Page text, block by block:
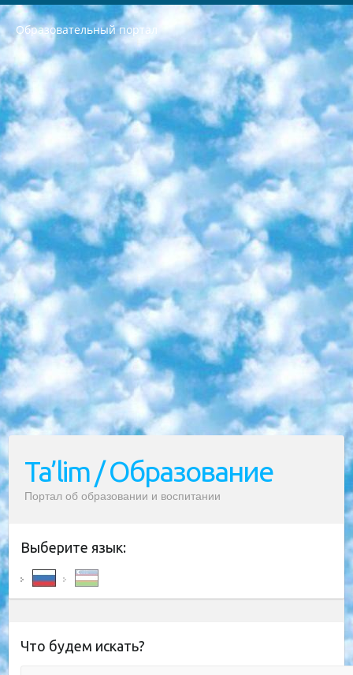
Образовательный портал
РЕСПУБЛИКА УЗБЕКИСТАН МИНИСТРЕРСТВО ДОШКОЛЬНОГО И ШКОЛЬНОГО ОБРАЗОВАНИЯ КОМАНДА в общеобразовательных учреждениях в 2023-2024 учебном году организация и проведение итоговой государственной аттестации обучающихся о Министра дошкольного и школьного образования Республики Узбекистан от 4 марта 2008 года (постановлением Минюста от 20 марта 2008 года № 1778 государственной регистрации) «Итоговое состояние учащихся общего среднего образования на основании положения об утверждении положения об аттестации общего среднего образования выпускной экзамен студентов в образовательных учреждениях в 2023-2024 учебном году В целях организации и прохождения аттестации приказываю: 1. Следующее: перечень предметов, по которым будет проводиться итоговая государственная аттестация и экзамен формы перевода согласно приложению 1; сертификаты международного образца, оценивающие уровень владения иностранными языками перечень согласно приложению 2; 2. Педагогический при специализированных образовательных учреждениях. научно-практический центр квалификации и международной оценки (Д.Давидова) 2024 г. До 25 марта: задания по предметам, по которым будет проводиться итоговая аттестация разработка и утверждение технических условий; итоговая аттестация на основании разработанного предметного задания разработка вопросов по предметам (устно и письменно), экзамен передача; общеобразовательные средние школы и специальные учебные заведения учащиеся выпускных классов школ и интернатов в агентской системе подготовка базы данных экзаменационных материалов и критериев оценки; перевод базы экзаменационных материалов на все языки обучения подать в Республиканский образовательный центр для изготовления; варианты экзаменов на основе разработанных контрольных материалов пусть будут поставлены задачи формирования. 3. Республиканский образовательный центр (Ш.Худайкулов) до 5 апреля 2024 года. до: база данных предоставленных экзаменационных материалов на все языки обучения перевод и экспертиза; для слепых, слабовидящих, глухих, слабослышащих и умственно отсталых детей учащиеся выпускных классов специализированных школ и школ-интернатов база данных экзаменационных материалов на всех преподаваемых языках подготовка критериев оценки; специализированные школы для умственно отсталых детей и технологии для учащихся выпускных классов школ-интернатов разработка соответствующих рекомендаций и критериев проведения ЕГЭ по естествознанию давать задания. 4. Педагогический при специализированных образовательных учреждениях. Научно-практический центр навыков и международной оценки (Д.Давидова), Республика образовательный центр (Худайкулов Ш.) итоговый государственный аттестационный экзамен ориентирован на творческое и логическое мышление при подготовке базы материалов учитывать введение заданий. 5. Следует отметить, что: сертификат государственного образца о знании общеобразовательного предмета и как минимум национальный уровень B1 по предметам на иностранных языках, указанным в Приложении 2. или международно признанный сертификат эквивалентного уровня студенты, изучающие определенный предмет, освобождаются от экзамена; по соответствующим предметам запланирована итоговая государственная аттестация за день до дня, путем жеребьевки Рабочей группой (в письменной форме по предметам, проводимым в форме) из числа сформированных вариантов выбрано 2 варианта; 2 выбранных варианта экзамена анонсированы на официальном сайте министерства и все выпускники по всей стране на основе этих вариантов проводит итоговую государственную аттестацию. 6. Государственное образование учащихся средних общеобразовательных учреждений. знания в соответствии с квалификационными требованиями, которые необходимо приобрести на основании стандартов итоговый (выпускной) контроль для 9 и 11 классов в целях тестирования Экзамены (далее – экзамены) состоят из предметов, перечисленных в приложении 1. будет сделано. 7. Экзамены пройдут с 26 мая по 15 июня 2024 г. (кроме науки физического воспитания). 8. Физическая для учащихся 9 классов общесредних образовательных учреждений. Экзамены по предмету «Образование, квалификация медицина» 1-6 мая 2024 года. сотрудники перевести под присмотр (с отклонениями в физическом или умственном развитии) специализированная школа для детей, школы-интернаты и со сколиозом школы-интернаты санаторного типа для больных детей исключены). 9. Он был слепым, слабовидящим и имел нарушения опорно-двигательного аппарата. экзамены в специализированных школах и интернатах для детей должны проводиться исходя из требований, предъявляемых к общеобразовательным учреждениям (физкультура кроме науки). 10. Специализированная школа для глухих и слабослышащих детей. и экзамены в интернатах и быть реализован в виде письменного теста по математике. 11. Специальность для умственно отсталых детей. Для 9 класса Родной язык и литературное письмо Государственный язык (язык обучения – узбекский). для неклассов) написано Математическое письмо Письменная/устная история Узбекистана Физическое воспитание практично Итоговый контроль Для 11 класса Написание родного языка и литературы (эссе) Математическое письмо Узбекский язык (обучение на узбекском языке) не посещающее общее среднее образование для учреждений)/Образовательное учреждение выбор письменный и устный Иностранный язык письменный/устный Письменная/устная история Узбекистана *По выбору студента:  Химия  Физика  Основы государственного права  География 10 бесплатных образовательных ресурсов - Мы составили подборку онлайн-проектов с интерактивными упражнениями, видеолекциями и статьями. Они помогут вам обрести новые и освежить старые знания бесплатно. 1. «ИНТУИТ» Старейшая образовательная площадка Рунета. Здесь вы найдёте сотни текстовых и видеокурсов на десятки различных тем — от программирования до психологии. Многие курсы подготовлены российскими университетами и крупными международными компаниями вроде Intel и Microsoft. Самостоятельное обучение бесплатное, но желающие могут оплатить услуги персональных наставников. 2. «Смартия» знакомит с актуальными профессиями и подсказывает, как им обучаться. Выбрав заинтересовавшую вас специальность — SMM-специалист, фотограф, веб-дизайнер или другую, — увидите список необходимых для неё умений. Чтобы вы могли освоить их самостоятельно, для каждого умения площадка отображает подборку ссылок на учебные материалы. Хотя «Смартия» ориентируется на русскоязычную аудиторию, часть контента всё же доступна только на английском. 3. «Лекторий Физтеха» Проект Московского физико-технического института (Физтеха). С его помощью вы можете смотреть онлайн серии лекций, записанные на видео в этом вузе. В числе доступных предметов — физика, биология, химия, информационные технологии и другие. К некоторым лекциям администрация ресурса прилагает готовые конспекты, которые можно скачивать в PDF-формате. 4. ITMOcourses Онлайн-площадка Санкт-Петербургского национального исследовательского университета информационных технологий, механики и оптики (ИТМО). Ресурс предоставляет свободный доступ к курсам, разработанным в этом вузе. Каталог материалов разбит на четыре категории: «Оптические системы и технологии», «Приборостроение и робототехника», «Информационные технологии» и «Биотехнологии». Курсы состоят из видеолекций, интерактивных демонстраций и заданий. 5. «КиберЛенинка» Электронная научная библиотека открытого доступа. Каталог площадки регулярно обрастает текстами статей из различных научных изданий. Сгруппированные по журналам и рубрикам публикации можно читать онлайн или скачивать целиком в PDF-формате. Проект нацелен на популяризацию науки за счёт открытого доступа к качественной информации. 6. «ПостНаука» На этом ресурсе публикуют подборки видеолекций, составленные экспертами из разных отраслей и объединённые общими темами. Среди них, к примеру, есть серии «Биоинформатика и геномика», «Культура средневековой Скандинавии» и Cinema Studies о теории кино. Каждая подборка лекций — логически связанная история, рассказанная экспертом от первого лица. Кроме того, на сайте появляются научно-образовательные статьи и тесты на разные темы. 7. «Newочём» Команда проекта «Newочём» отбирает самые интересные тексты из англоязычных СМИ и переводит те из них, за которые голосуют участники сообщества «ВКонтакте». По большей части это научно-популярные статьи. Редакторы придумывают лишь заголовки, в остальном содержание переводов соответствует оригиналам. Полные тексты можно читать прямо в социальной сети. 8. InternetUrok Онлайн-база материалов по основным дисциплинам школьной программы. Информация на сайте структурирована по классам, предметам и темам (урокам). Каждый урок состоит из видеолекций и конспектов. Есть также интерактивные тренажёры и тесты для закрепления пройденного материала. Даже если вы давно окончили школу, возможность повторить программу старших классов всегда может пригодиться. 9. Edutainme Ещё один ресурс об образовании. В отличие от Newtonew, как мне кажется, Edutainme больше ориентируется на представителей индустрии: педагогов, предпринимателей, разработчиков образовательных проектов. Но и любой, кто просто стремится к саморазвитию, найдёт на сайте много полезного и интересного для себя. Например, информацию о новых курсах и образовательных сервисах. 10. Newtonew Онлайн-медиа об образовании и обучении в широком смысле. Авторы Newtonew пишут об инструментах, заведениях, тактиках и стратегиях, которые помогают учить других и получать новые знания самостоятельно. На этой площадке вы найдёте новости, обзоры, аналитические мат
Ta’lim / Образование
Портал об образовании и воспитании
Выберите язык:
Что будем искать?